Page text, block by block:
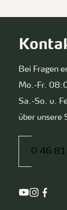
Bei Fragen
Mo.-Fr.
Sa.-So. u.
über unsere
0 46